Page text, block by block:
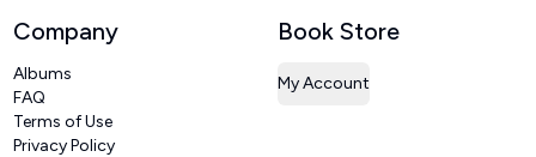
Company
Albums
FAQ
Terms of Use
Privacy Policy
Book Store
My Account